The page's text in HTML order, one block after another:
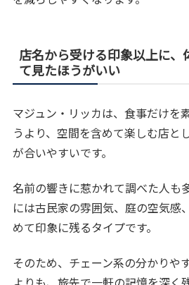
店名から受ける印象以上に、
て見たほうがいい
マジュン・リッカは、食事だけを
うより、空間を含めて楽しむ店と
が合いやすいです。
名前の響きに惹かれて調べた人も
には古民家の雰囲気、庭の空気感
めて印象に残るタイプです。
そのため、チェーン系の分かりや